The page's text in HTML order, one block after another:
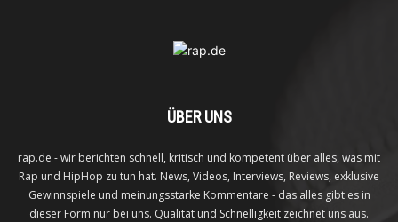
ÜBER UNS
rap.de - wir berichten schnell, kritisch und kompetent über alles, was mit
Rap und HipHop zu tun hat. News, Videos, Interviews, Reviews, exklusive
Gewinnspiele und meinungsstarke Kommentare - das alles gibt es in
dieser Form nur bei uns. Qualität und Schnelligkeit zeichnet uns aus.